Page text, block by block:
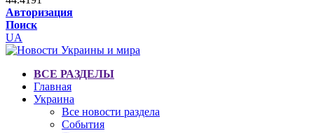
Авторизация
Поиск
UA
ВСЕ РАЗДЕЛЫ
Главная
Украина
Все новости раздела
События